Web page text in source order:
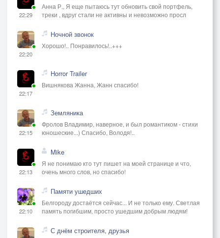
22:29
Анна Р., Я еще пытаюсь тут обновить свой портфель,
треки , вдруг стали не активны и невозможно просл
22:20
Ночной звонок
Хорошо!.. Понравилось!..+++
22:17
Horror Trailer
Вишнякова Жанна, Жанн спасибо!
22:15
Земляника
Фролов Владимир, наверное, и был романтиком - стихи
юношеские...) Спасибо, Володя!..
22:13
Mike
Я не понимаю кто тут пишет на моей странице и что,
очень много слов, но спасибо!
22:10
Памяти ушедших
Белгороду достаётся сейчас... И не только ему. Светлая
память погибшим, просто ушедшим добрым людям!
С днём строителя, друзья